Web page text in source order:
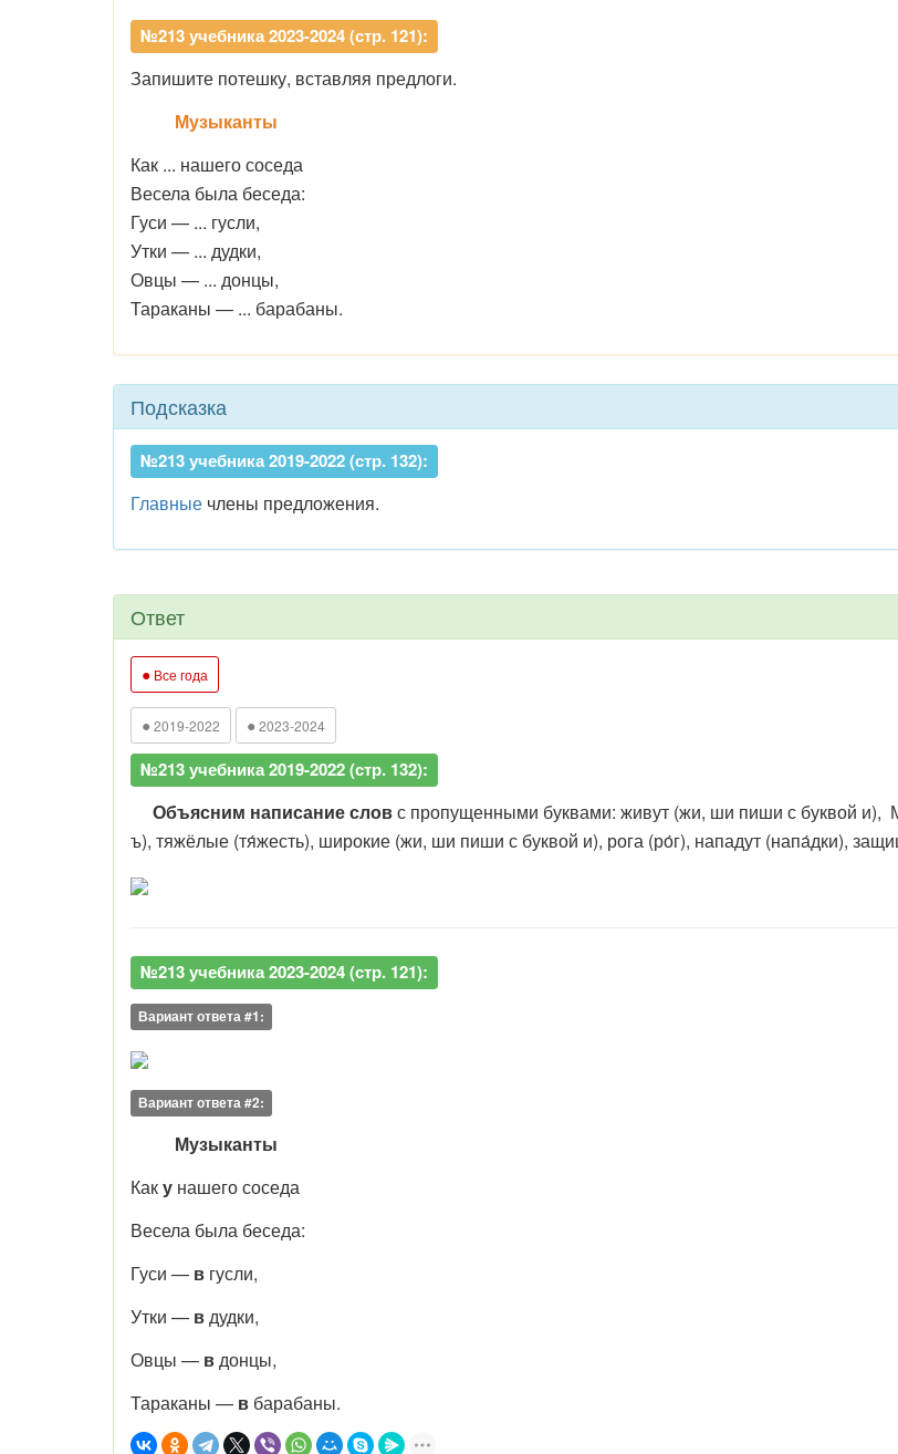
№213 учебника 2023-2024 (стр. 121):
Запишите потешку, вставляя предлоги.
Музыканты
Как ... нашего соседа
Весела была беседа:
Гуси — ... гусли,
Утки — ... дудки,
Овцы — ... донцы,
Тараканы — ... барабаны.
Подсказка
№213 учебника 2019-2022 (стр. 132):
Главные члены предложения.
Ответ
● Все года
● 2019-2022 ● 2023-2024
№213 учебника 2019-2022 (стр. 132):
Объясним написание словс пропущенными буквами: живут (жи, ши пиши с буквой и),
ъ), тяжёлые (тя́жесть), широкие (жи, ши пиши с буквой и), рога (ро́г), нападут (напа́дки),
№213 учебника 2023-2024 (стр. 121):
Вариант ответа #1:
Вариант ответа #2:
Музыканты
Каку нашего соседа
Весела была беседа:
Гуси — в гусли,
Утки — вдудки,
Овцы — вдонцы,
Тараканы — в барабаны.